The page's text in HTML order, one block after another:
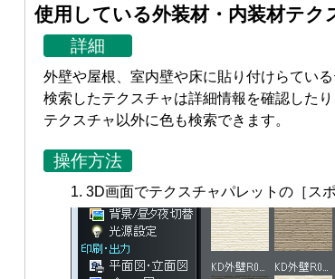
使用している外装材・内装材テク
詳細
外壁や屋根、室内壁や床に貼り付けらてい
検索したテクスチャは詳細情報を確認した
テクスチャ以外に色も検索できます。
操作方法
3D画面でテクスチャパレットの［ス